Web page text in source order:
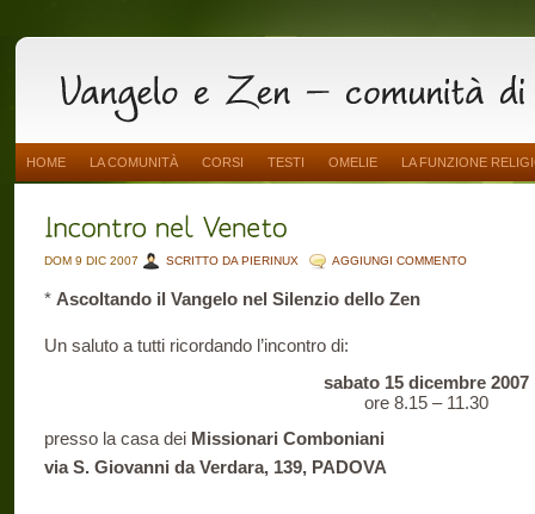
HOME LA COMUNITÀ CORSI TESTI OMELIE LA FUNZIONE
DOM 9 DIC 2007 SCRITTO DA PIERINUX AGGIUNGI COMMENTO
* Ascoltando il Vangelo nel Silenzio dello Zen
Un saluto a tutti ricordando l’incontro di:
sabato 15 dicembre 2007
ore 8.15 – 11.30
presso la casa dei Missionari Comboniani
via S. Giovanni da Verdara, 139, PADOVA